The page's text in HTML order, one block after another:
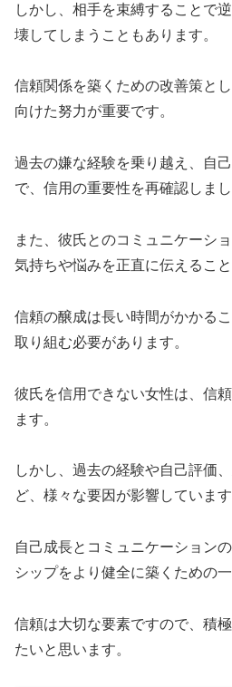
しかし、相手を束縛することで
壊してしまうこともあります。
信頼関係を築くための改善策と
向けた努力が重要です。
過去の嫌な経験を乗り越え、自
で、信用の重要性を再確認しまし
また、彼氏とのコミュニケーシ
気持ちや悩みを正直に伝えること
信頼の醸成は長い時間がかかる
取り組む必要があります。
彼氏を信用できない女性は、信
ます。
しかし、過去の経験や自己評価
ど、様々な要因が影響しています
自己成長とコミュニケーション
シップをより健全に築くための
信頼は大切な要素ですので、積
たいと思います。